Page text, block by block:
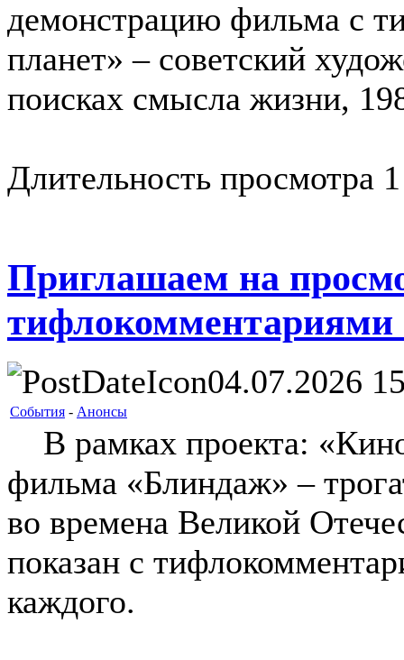
демонстрацию фильма с
планет» – советский
поисках смысла жизни,
Длительность просмотра
Приглашаем на
04.07.2026
События - Анонсы
В рамках проекта:
фильма «Блиндаж» –
во времена Великой
показан с
каждого.